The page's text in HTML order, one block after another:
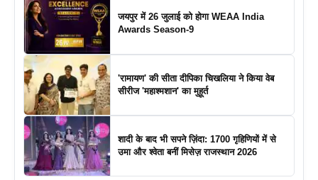
जयपुर में 26 जुलाई को होगा WEAA India
Awards Season-9
'रामायण' की सीता दीपिका चिखलिया ने किया वेब
सीरीज 'महाश्मशान' का मुहूर्त
शादी के बाद भी सपने ज़िंदा: 1700 गृहिणियों में से
उमा और श्वेता बनीं मिसेज़ राजस्थान 2026